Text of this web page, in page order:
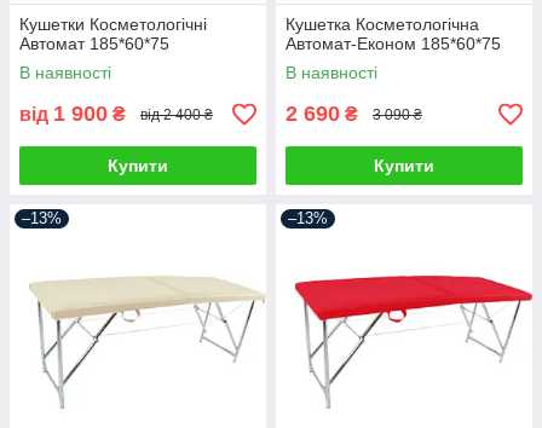
Кушетки Косметологічні
Автомат 185*60*75
В наявності
від 1 900 ₴ від 2 400 ₴
Купити
Кушетка Косметологічна
Автомат-Економ 185*60*75
В наявності
2 690 ₴ 3 090 ₴
Купити
–13% –13%